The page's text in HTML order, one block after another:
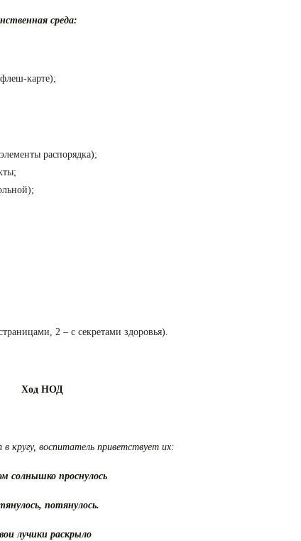
среда:
карте);
распорядка);
2 – с секретами здоровья).
Ход НОД
кругу, воспитатель приветствует их:
солнышко проснулось
потянулось.
лучики раскрыло